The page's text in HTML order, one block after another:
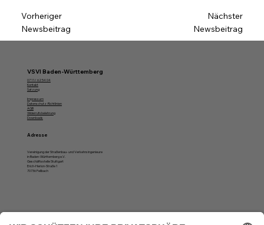
Vorheriger
Newsbeitrag
Nächster
Newsbeitrag
VSVI Baden-Württemberg
07 11/ 62 54 04
Kontakt
Satzung
Impressum
Datenschutz-Richtlinien
AGB
Widerrufsbelehrung
Downloads
Adresse
Vereinigung der Straßenbau- und Verkehrsingenieure
in Baden-Württemberg e.V.
Geschäftsstelle Stuttgart
Erich-Herion-Straße 1
70736 Fellbach